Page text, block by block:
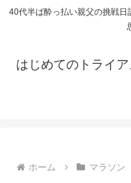
40代半ば酔っ払い親父の挑戦日
はじめてのトライ
ホーム マラソン